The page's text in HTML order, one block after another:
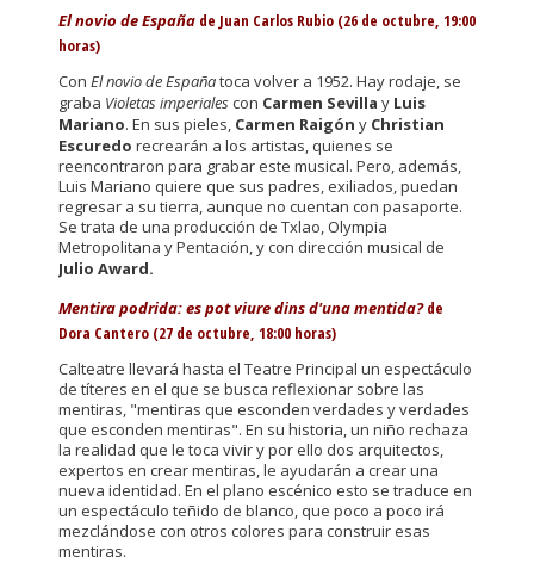
El novio de España de Juan Carlos Rubio (26 de octubre, 19:00
horas)
Con El novio de Españatoca volver a 1952. Hay rodaje, se
graba Violetas imperialescon Carmen Sevilla y Luis
Mariano. En sus pieles, Carmen Raigón y Christian
Escuredo recrearán a los artistas, quienes se
reencontraron para grabar este musical. Pero, además,
Luis Mariano quiere que sus padres, exiliados, puedan
regresar a su tierra, aunque no cuentan con pasaporte.
Se trata de una producción de Txlao, Olympia
Metropolitana y Pentación, y con dirección musical de
Julio Award.
Mentira podrida: es pot viure dins d'una mentida?de
Dora Cantero (27 de octubre, 18:00 horas)
Calteatre llevará hasta el Teatre Principal un espectáculo
de títeres en el que se busca reflexionar sobre las
mentiras, "mentiras que esconden verdades y verdades
que esconden mentiras". En su historia, un niño rechaza
la realidad que le toca vivir y por ello dos arquitectos,
expertos en crear mentiras, le ayudarán a crear una
nueva identidad. En el plano escénico esto se traduce en
un espectáculo teñido de blanco, que poco a poco irá
mezclándose con otros colores para construir esas
mentiras.